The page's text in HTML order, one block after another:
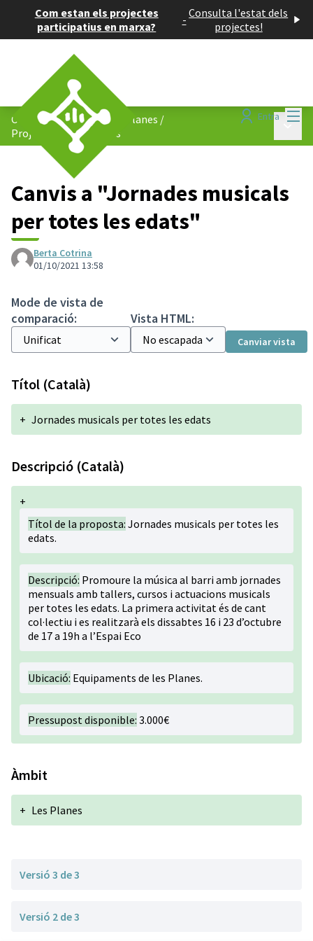
Com estan els projectes
participatius en marxa?
- Consulta l'estat dels
projectes!
Entra
Consell de Barris de Les Planes /
Projectes participatius
Canvis a "Jornades musicals
per totes les edats"
Berta Cotrina
01/10/2021 13:58
Mode de vista de
comparació:
Vista HTML:
Canviar vista
Títol (Català)
+ Jornades musicals per totes les edats
Descripció (Català)
+
Títol de la proposta: Jornades musicals per totes les
edats.
Descripció: Promoure la música al barri amb jornades
mensuals amb tallers, cursos i actuacions musicals
per totes les edats. La primera activitat és de cant
col·lectiu i es realitzarà els dissabtes 16 i 23 d’octubre
de 17 a 19h a l’Espai Eco
Ubicació: Equipaments de les Planes.
Pressupost disponible: 3.000€
Àmbit
+ Les Planes
Versió 3 de 3
Versió 2 de 3